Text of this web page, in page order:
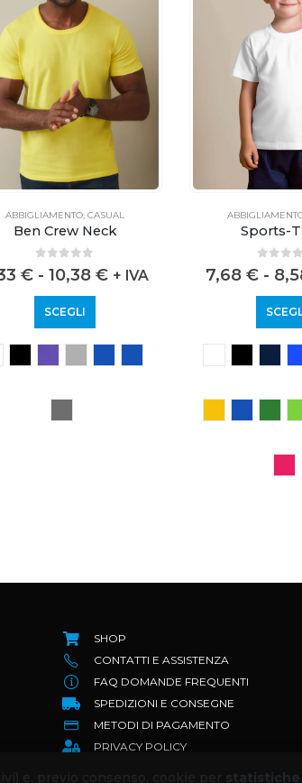
ABBIGLIAMENTO, CASUAL
Ben Crew Neck
out of 5
€ - 10,38 € + IVA
SCEGLI
Sports-T
out
7,68€ -
SHOP
CONTATTI E ASSISTENZA
FAQ DOMANDE FREQUENTI
SPEDIZIONI E CONSEGNE
METODI DI PAGAMENTO
PRIVACY POLICY
e, previo consenso, cookie per statistiche